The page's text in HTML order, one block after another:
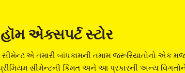
એક્સપર્ટ સ્ટોર
સીમેન્ટ એ તમારી બાંધકામની તમામ જરૂરિયાતોનો એક
સીમેન્ટની કિંમત અને આ પ્રકારની અન્ય